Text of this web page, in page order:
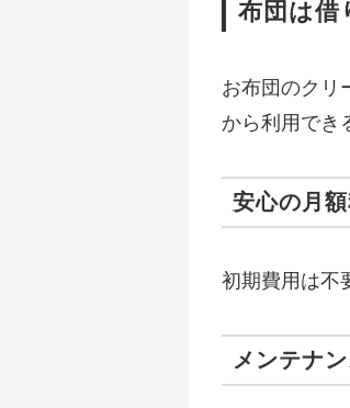
布団は借
お布団のクリ
から利用でき
安心の月
初期費用は不
メンテナ